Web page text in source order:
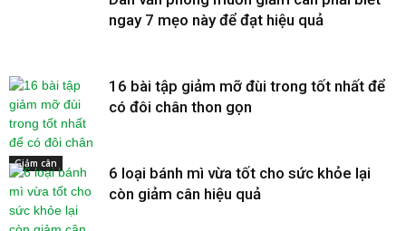
ngay 7 mẹo này để đạt hiệu quả
Giảm cân
16 bài tập giảm mỡ đùi trong tốt nhất để
có đôi chân thon gọn
6 loại bánh mì vừa tốt cho sức khỏe lại
còn giảm cân hiệu quả